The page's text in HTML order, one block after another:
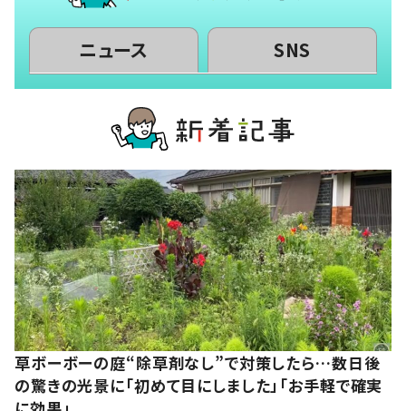
ニュース SNS
草ボーボーの庭“除草剤なし”で対策したら…数日後
の驚きの光景に「初めて目にしました」「お手軽で確実